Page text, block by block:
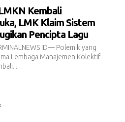
Kembali
LMK Klaim Sistem
Pencipta Lagu
ID— Polemik yang
Lembaga Manajemen Kolektif
-